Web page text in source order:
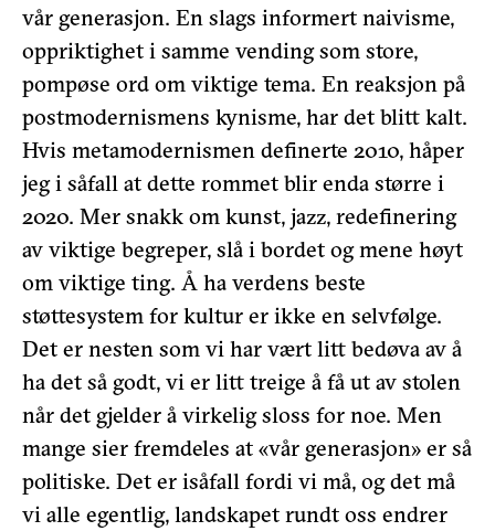
vår generasjon. En slags informert naivisme,
oppriktighet i samme vending som store,
pompøse ord om viktige tema. En reaksjon på
postmodernismens kynisme, har det blitt kalt.
Hvis metamodernismen definerte 2010, håper
jeg i såfall at dette rommet blir enda større i
2020. Mer snakk om kunst, jazz, redefinering
av viktige begreper, slå i bordet og mene høyt
om viktige ting. Å ha verdens beste
støttesystem for kultur er ikke en selvfølge.
Det er nesten som vi har vært litt bedøva av å
ha det så godt, vi er litt treige å få ut av stolen
når det gjelder å virkelig sloss for noe. Men
mange sier fremdeles at «vår generasjon» er så
politiske. Det er isåfall fordi vi må, og det må
vi alle egentlig, landskapet rundt oss endrer